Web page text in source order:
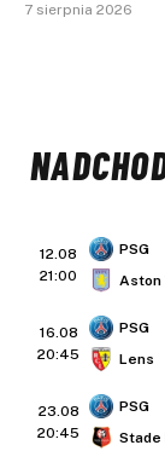
7 sierpnia 2026
12.08
21:00
PSG
Aston
16.08
20:45
PSG
Lens
23.08
20:45
PSG
Stade